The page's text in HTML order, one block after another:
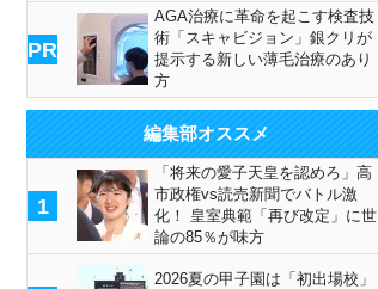
PR
AGA治療に革命を起こす検査技
術「スキャビジョン」銀クリが
提示する新しい薄毛治療のあり
方
編集部オススメ
1
「将来の愛子天皇を認めろ」高
市政権vs読売新聞でバトル激
化！ 皇室典範「再び改定」に世
論の85％が味方
2026夏の甲子園は「初出場校」